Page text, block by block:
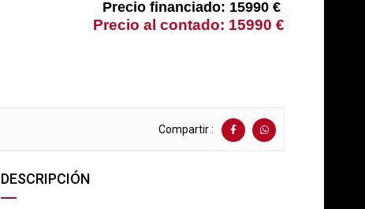
15990 €
15990 €
Compartir :
DESCRIPCIÓN